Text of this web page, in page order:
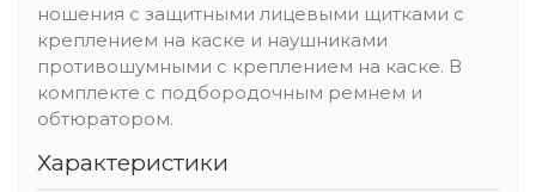
ношения с защитными лицевыми щитками с
креплением на каске и наушниками
противошумными с креплением на каске. В
комплекте с подбородочным ремнем и
обтюратором.
Характеристики